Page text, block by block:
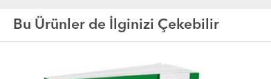
Bu Ürünler de İlginizi Çekebilir